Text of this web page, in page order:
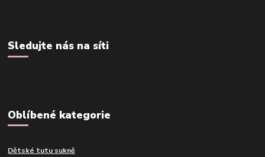
Sledujte nás na síti
Oblíbené kategorie
Dětské tutu sukně